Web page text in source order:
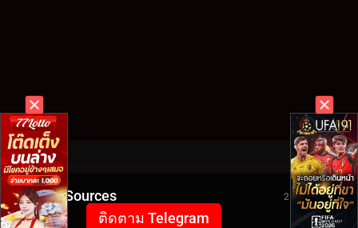
Video Sources 2124 Views
ติดตาม Telegram